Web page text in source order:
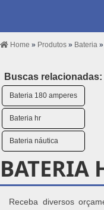
Home » Produtos » Bateria »
Buscas relacionadas:
Bateria 180 amperes
Bateria hr
Bateria náutica
BATERIA
Receba diversos